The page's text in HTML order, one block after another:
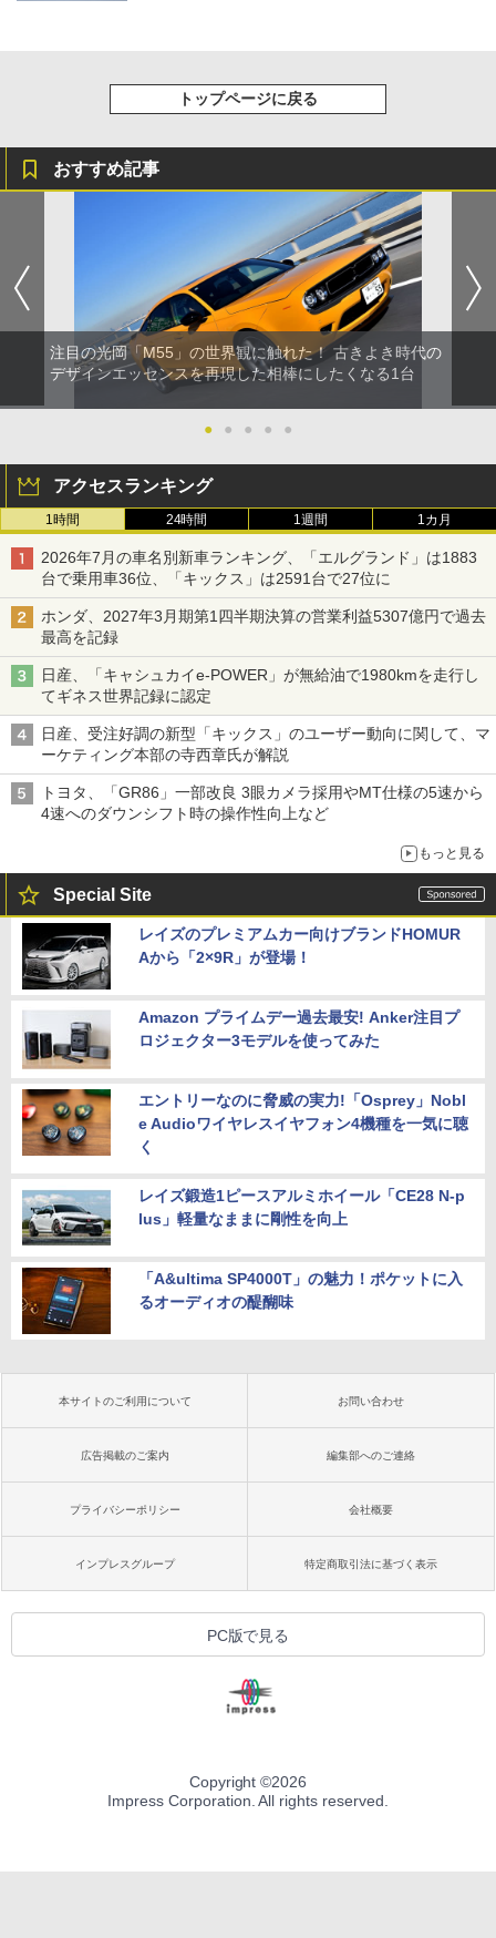
トップページに戻る
おすすめ記事
注目の光岡「M55」の世界観に触れた！ 古きよき時代の
デザインエッセンスを再現した相棒にしたくなる1台
● ● ● ● ●
アクセスランキング
1時間 24時間 1週間 1カ月
2026年7月の車名別新車ランキング、「エルグランド」は1883
台で乗用車36位、「キックス」は2591台で27位に
ホンダ、2027年3月期第1四半期決算の営業利益5307億円で過去
最高を記録
日産、「キャシュカイe-POWER」が無給油で1980kmを走行し
てギネス世界記録に認定
日産、受注好調の新型「キックス」のユーザー動向に関して、マ
ーケティング本部の寺西章氏が解説
トヨタ、「GR86」一部改良 3眼カメラ採用やMT仕様の5速から
4速へのダウンシフト時の操作性向上など
もっと見る
Special Site
レイズのプレミアムカー向けブランドHOMUR
Aから「2×9R」が登場！
Amazon プライムデー過去最安! Anker注目プ
ロジェクター3モデルを使ってみた
エントリーなのに脅威の実力!「Osprey」Nobl
e Audioワイヤレスイヤフォン4機種を一気に聴
く
レイズ鍛造1ピースアルミホイール「CE28 N-p
lus」軽量なままに剛性を向上
「A&ultima SP4000T」の魅力！ポケットに入
るオーディオの醍醐味
本サイトのご利用について お問い合わせ
広告掲載のご案内 編集部へのご連絡
プライバシーポリシー 会社概要
インプレスグループ 特定商取引法に基づく表示
PC版で見る
Copyright ©2026
Impress Corporation. All rights reserved.